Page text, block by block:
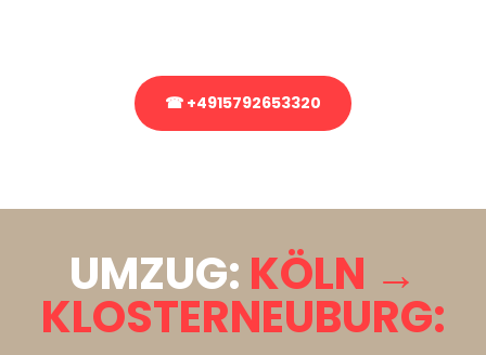
☎ +4915792653320
UMZUG: KÖLN →
KLOSTERNEUBURG: